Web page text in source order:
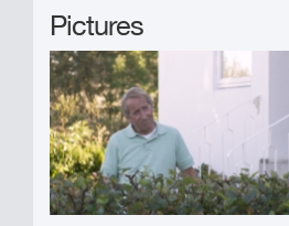
Pictures